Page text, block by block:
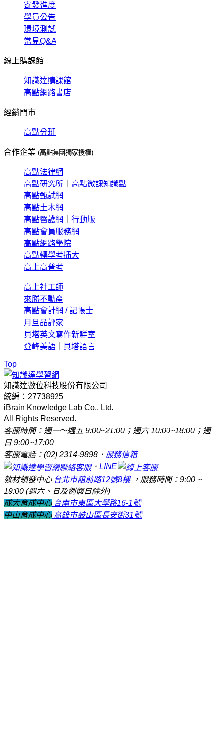
寄發進度
學員公告
環境測試
常見Q&A
線上購課館
知識達購課館
高點網路書店
經銷門市
高點分班
合作企業 (高點集團獨家授權)
高點法律網
高點研究所
高點微課知識點
高點甄試網
高點土木網
高點醫護網
行動版
高點會員服務網
高點網路學院
高點轉學考插大
高上高普考
高上社工師
來勝不動產
高點會計網 / 記帳士
月旦品評家
貝塔英文寫作新鮮室
登峰美語
貝塔語言
Top
知識達數位科技股份有限公司
統編：27738925
iBrain Knowledge Lab Co., Ltd.
All Rights Reserved.
客服時間：週一～週五 9:00~21:00；週六 10:00~18:00；週
日 9:00~17:00
客服電話：(02) 2314-9898． 服務信箱
． LINE
教材領發中心 台北市館前路12號8樓，服務時間：9:00 ~
19:00 (週六、日及例假日除外)
成大育成中心 台南市東區大學路16-1號
中山育成中心 高雄市鼓山區長安街31號